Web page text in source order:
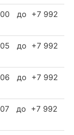
до +7 992
до +7 992
до +7 992
до +7 992